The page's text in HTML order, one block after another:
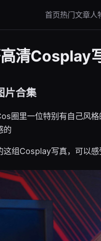
首页热门文章人
清Cosplay
片合集
圈里一位特别有自己风
的
这组Cosplay写真，可以感